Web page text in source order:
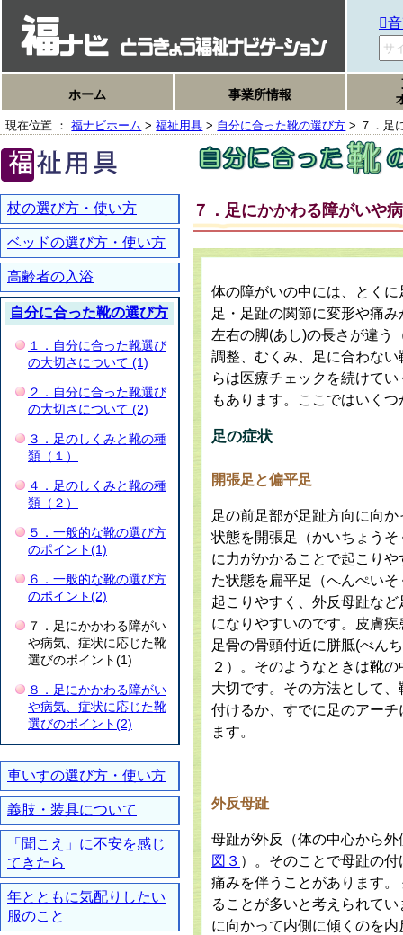
ホーム 事業所情報
現在位置 ：福ナビホーム >福祉用具 > 自分に合った靴の選び方 > ７．足
杖の選び方・使い方
ベッドの選び方・使い方
高齢者の入浴
自分に合った靴の選び方
１．自分に合った靴選び
の大切さについて (1)
２．自分に合った靴選び
の大切さについて (2)
３．足のしくみと靴の種
類（１）
４．足のしくみと靴の種
類（２）
５．一般的な靴の選び方
のポイント(1)
６．一般的な靴の選び方
のポイント(2)
７．足にかかわる障がい
や病気、症状に応じた靴
選びのポイント(1)
８．足にかかわる障がい
や病気、症状に応じた靴
選びのポイント(2)
車いすの選び方・使い方
義肢・装具について
「聞こえ」に不安を感じ
てきたら
年とともに気配りしたい
服のこと
７．足にかかわる障がいや
体の障がいの中には、とく
足・足趾の関節に変形や痛
左右の脚(あし)の長さが違う
調整、むくみ、足に合わな
らは医療チェックを続けて
もあります。ここではいく
足の症状
開張足と偏平足
足の前足部が足趾方向に向
状態を開張足（かいちょう
に力がかかることで起こり
た状態を扁平足（へんぺい
起こりやすく、外反母趾な
になりやすいのです。皮膚
足骨の骨頭付近に胼胝(べん
２ ）。そのようなときは靴
大切です。その方法として
付けるか、すでに足のアー
ます。
外反母趾
母趾が外反（体の中心から
図３ ）。そのことで母趾の
痛みを伴うことがあります
ることが多いと考えられて
に向かって内側に傾くのを